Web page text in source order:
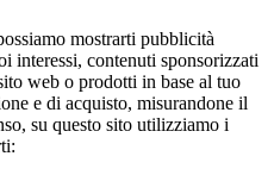
mostrarti pubblicità
interessi, contenuti sponsorizzati
web o prodotti in base al tuo
e di acquisto, misurandone il
su questo sito utilizziamo i